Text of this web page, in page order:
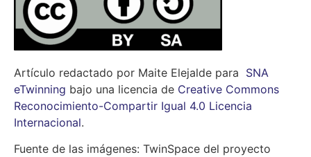
Artículo redactado por Maite Elejalde para SNA
eTwinning bajo una licencia de Creative Commons
Reconocimiento-Compartir Igual 4.0 Licencia
Internacional.
Fuente de las imágenes: TwinSpace del proyecto